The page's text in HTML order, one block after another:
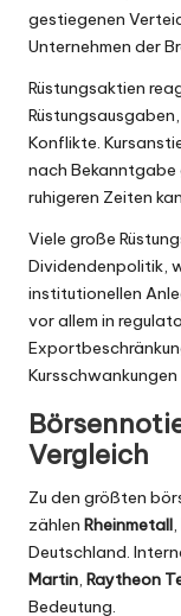
gestiegenen
Unternehmen der
Rüstungsaktien
Konflikte.
nach Bekanntgabe
ruhigeren Zeiten
Viele große
Dividendenpolitik,
institutionellen
vor allem in
Kursschwankungen
Vergleich
Zu den größten
zählen Rheinmetall,
Deutschland.
Martin, Raytheon
Bedeutung.